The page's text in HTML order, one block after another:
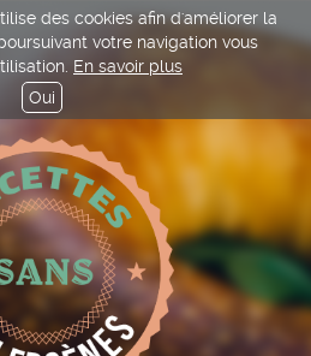
des cookies afin d'améliorer la
votre navigation vous
En savoir plus
Oui